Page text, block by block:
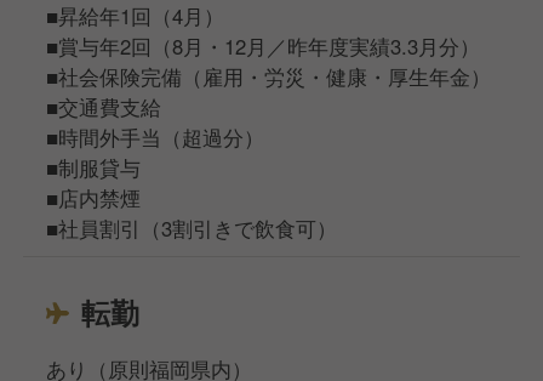
■昇給年1回（4月）
■賞与年2回（8月・12月／昨年度実績3.3月分）
■社会保険完備（雇用・労災・健康・厚生年金）
■交通費支給
■時間外手当（超過分）
■制服貸与
■店内禁煙
■社員割引（3割引きで飲食可）
転勤
あり（原則福岡県内）